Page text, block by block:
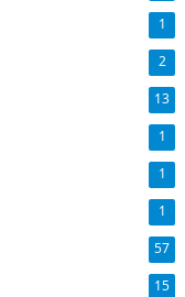
1
2
13
1
1
1
57
15